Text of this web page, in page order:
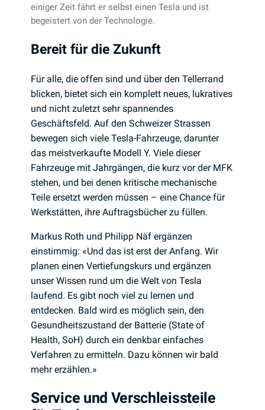
einiger Zeit fährt er selbst einen Tesla und ist
begeistert von der Technologie.
Bereit für die Zukunft
Für alle, die offen sind und über den Tellerrand
blicken, bietet sich ein komplett neues, lukratives
und nicht zuletzt sehr spannendes
Geschäftsfeld. Auf den Schweizer Strassen
bewegen sich viele Tesla-Fahrzeuge, darunter
das meistverkaufte Modell Y. Viele dieser
Fahrzeuge mit Jahrgängen, die kurz vor der MFK
stehen, und bei denen kritische mechanische
Teile ersetzt werden müssen – eine Chance für
Werkstätten, ihre Auftragsbücher zu füllen.
Markus Roth und Philipp Näf ergänzen
einstimmig: «Und das ist erst der Anfang. Wir
planen einen Vertiefungskurs und ergänzen
unser Wissen rund um die Welt von Tesla
laufend. Es gibt noch viel zu lernen und
entdecken. Bald wird es möglich sein, den
Gesundheitszustand der Batterie (State of
Health, SoH) durch ein denkbar einfaches
Verfahren zu ermitteln. Dazu können wir bald
mehr erzählen.»
Service und Verschleissteile